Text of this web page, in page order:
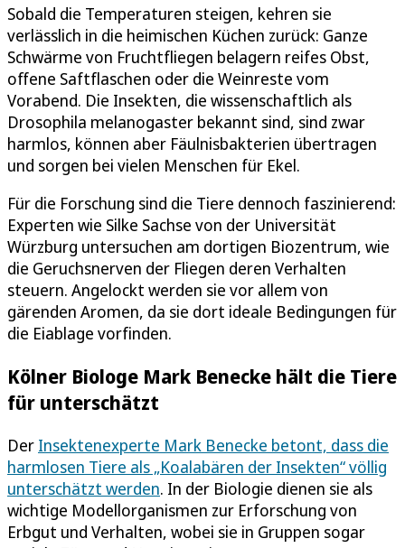
Sobald die Temperaturen steigen, kehren sie
verlässlich in die heimischen Küchen zurück: Ganze
Schwärme von Fruchtfliegen belagern reifes Obst,
offene Saftflaschen oder die Weinreste vom
Vorabend. Die Insekten, die wissenschaftlich als
Drosophila melanogaster bekannt sind, sind zwar
harmlos, können aber Fäulnisbakterien übertragen
und sorgen bei vielen Menschen für Ekel.
Für die Forschung sind die Tiere dennoch faszinierend:
Experten wie Silke Sachse von der Universität
Würzburg untersuchen am dortigen Biozentrum, wie
die Geruchsnerven der Fliegen deren Verhalten
steuern. Angelockt werden sie vor allem von
gärenden Aromen, da sie dort ideale Bedingungen für
die Eiablage vorfinden.
Kölner Biologe Mark Benecke hält die Tiere
für unterschätzt
Der Insektenexperte Mark Benecke betont, dass die
harmlosen Tiere als „Koalabären der Insekten“ völlig
unterschätzt werden. In der Biologie dienen sie als
wichtige Modellorganismen zur Erforschung von
Erbgut und Verhalten, wobei sie in Gruppen sogar